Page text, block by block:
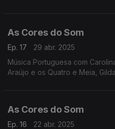
As Cores do Som
Ep. 17
29 abr. 2025
Música Portuguesa com
Araújo e os Quatro e Meia,
As Cores do Som
Ep. 16
22 abr. 2025